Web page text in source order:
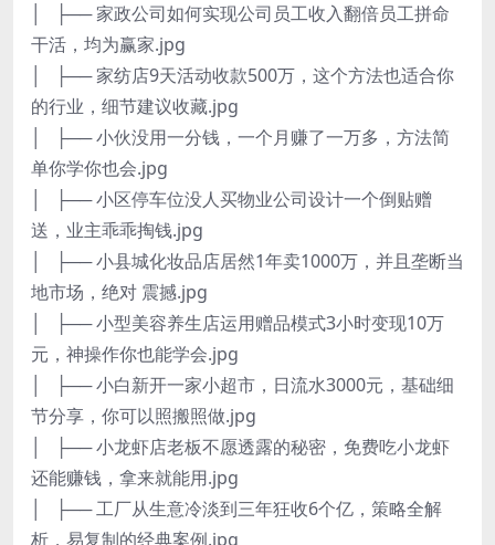
│ ├── 家政公司如何实现公司员工收入翻倍员工拼命
干活，均为赢家.jpg
│ ├── 家纺店9天活动收款500万，这个方法也适合你
的行业，细节建议收藏.jpg
│ ├── 小伙没用一分钱，一个月赚了一万多，方法简
单你学你也会.jpg
│ ├── 小区停车位没人买物业公司设计一个倒贴赠
送，业主乖乖掏钱.jpg
│ ├── 小县城化妆品店居然1年卖1000万，并且垄断当
地市场，绝对 震撼.jpg
│ ├── 小型美容养生店运用赠品模式3小时变现10万
元，神操作你也能学会.jpg
│ ├── 小白新开一家小超市，日流水3000元，基础细
节分享，你可以照搬照做.jpg
│ ├── 小龙虾店老板不愿透露的秘密，免费吃小龙虾
还能赚钱，拿来就能用.jpg
│ ├── 工厂从生意冷淡到三年狂收6个亿，策略全解
析，易复制的经典案例.jpg